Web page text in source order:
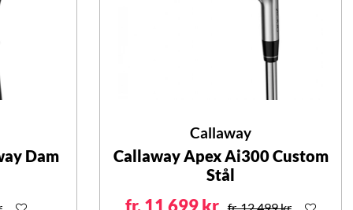
Dam
Callaway
Callaway Apex Ai300 Custom
Stål